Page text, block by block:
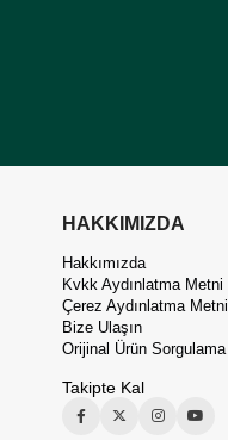
HAKKIMIZDA
Hakkımızda
Kvkk Aydınlatma Metni
Çerez Aydınlatma Metni
Bize Ulaşın
Orijinal Ürün Sorgulama
Takipte Kal